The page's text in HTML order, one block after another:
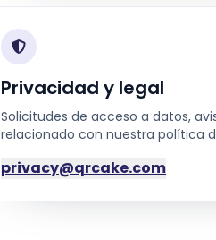
Privacidad y legal
Solicitudes de acceso a datos,
relacionado con nuestra política
privacy@qrcake.com